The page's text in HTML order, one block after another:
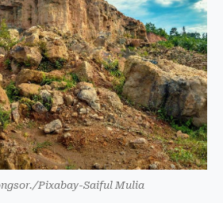
Pixabay-Saiful Mulia